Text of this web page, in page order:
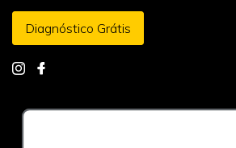
Diagnóstico Grátis